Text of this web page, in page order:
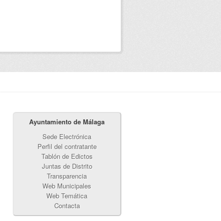
Ayuntamiento de Málaga
Sede Electrónica
Perfil del contratante
Tablón de Edictos
Juntas de Distrito
Transparencia
Web Municipales
Web Temática
Contacta